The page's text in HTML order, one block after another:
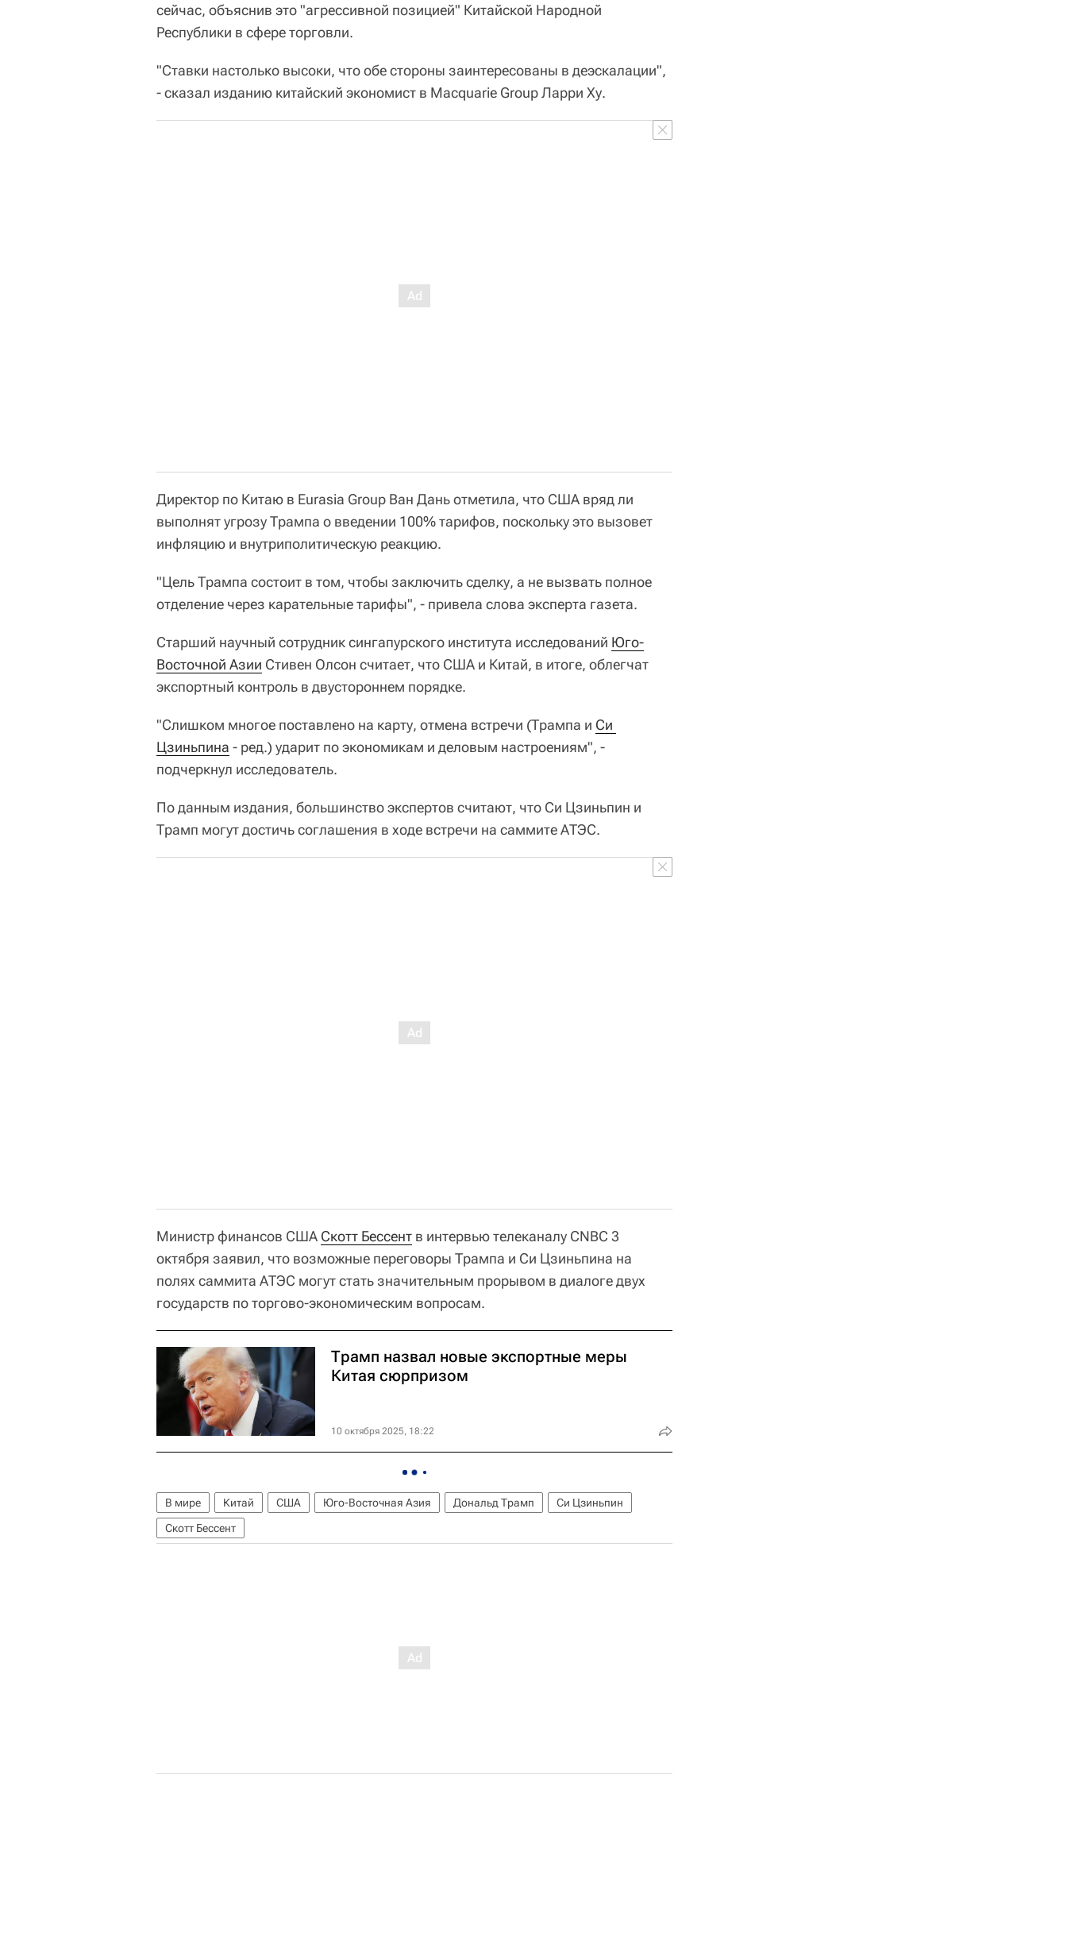
сейчас, объяснив это "агрессивной позицией" Китайской Народной
Республики в сфере торговли.
"Ставки настолько высоки, что обе стороны заинтересованы в деэскалации",
- сказал изданию китайский экономист в Macquarie Group Ларри Ху.
Директор по Китаю в Eurasia Group Ван Дань отметила, что США вряд ли
выполнят угрозу Трампа о введении 100% тарифов, поскольку это вызовет
инфляцию и внутриполитическую реакцию.
"Цель Трампа состоит в том, чтобы заключить сделку, а не вызвать полное
отделение через карательные тарифы", - привела слова эксперта газета.
Старший научный сотрудник сингапурского института исследований Юго-
Восточной Азии Стивен Олсон считает, что США и Китай, в итоге, облегчат
экспортный контроль в двустороннем порядке.
"Слишком многое поставлено на карту, отмена встречи (Трампа и Си
Цзиньпина - ред.) ударит по экономикам и деловым настроениям", -
подчеркнул исследователь.
По данным издания, большинство экспертов считают, что Си Цзиньпин и
Трамп могут достичь соглашения в ходе встречи на саммите АТЭС.
Министр финансов США Скотт Бессент в интервью телеканалу CNBC 3
октября заявил, что возможные переговоры Трампа и Си Цзиньпина на
полях саммита АТЭС могут стать значительным прорывом в диалоге двух
государств по торгово-экономическим вопросам.
Трамп назвал новые экспортные меры
Китая сюрпризом
10 октября 2025, 18:22
В мире Китай США Юго-Восточная Азия Дональд Трамп
Си Цзиньпин
Скотт Бессент